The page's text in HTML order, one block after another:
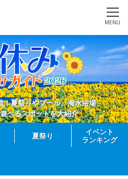
MENU
！夏祭りやプール、海水浴場、
べるスポットを大紹介
夏祭り
イベント
ランキング